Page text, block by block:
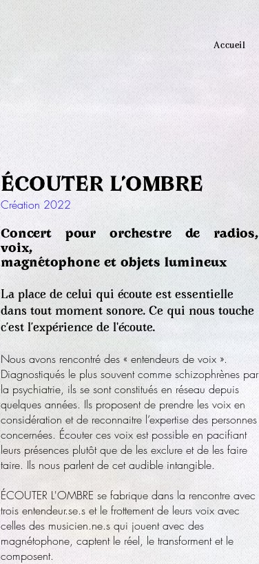
Accueil
ÉCOUTER L’OMBRE
Création 2022
Concert pour orchestre de radios,
voix,
magnétophone et objets lumineux
La place de celui qui écoute est essentielle
dans tout moment sonore. Ce qui nous touche
c’est l’expérience de l'écoute.
Nous avons rencontré des « entendeurs de voix ».
Diagnostiqués le plus souvent comme schizophrènes par
la psychiatrie, ils se sont constitués en réseau depuis
quelques années. Ils proposent de prendre les voix en
considération et de reconnaitre l’expertise des personnes
concernées. Écouter ces voix est possible en pacifiant
leurs présences plutôt que de les exclure et de les faire
taire. Ils nous parlent de cet audible intangible.
ÉCOUTER L'OMBRE se fabrique dans la rencontre avec
trois entendeur.se.s et le frottement de leurs voix avec
celles des musicien.ne.s qui jouent avec des
magnétophone, captent le réel, le transforment et le
composent.